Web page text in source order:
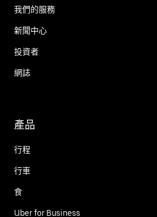
我們的服務
新聞中心
投資者
網誌
產品
行程
行車
食
Uber for Business